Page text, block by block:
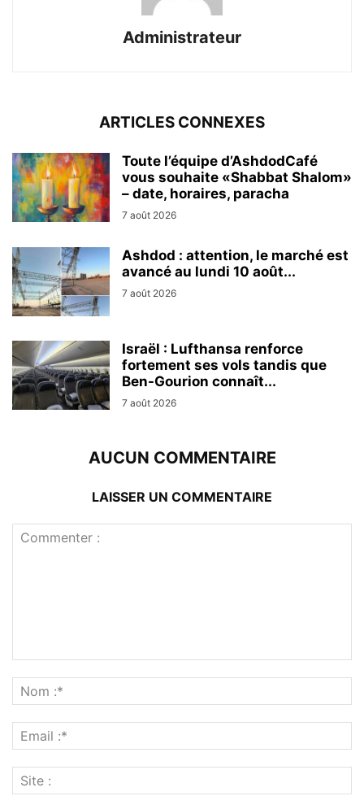
Administrateur
ARTICLES CONNEXES
Toute l’équipe d’AshdodCafé
vous souhaite «Shabbat Shalom»
– date, horaires, paracha
7 août 2026
Ashdod : attention, le marché est
avancé au lundi 10 août...
7 août 2026
Israël : Lufthansa renforce
fortement ses vols tandis que
Ben-Gourion connaît...
7 août 2026
AUCUN COMMENTAIRE
LAISSER UN COMMENTAIRE